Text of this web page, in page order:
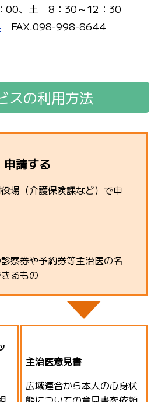
00、土 8：30～12：30
FAX.098-998-8644
スの利用方法
申請する
場（介護保険課など）で申
察券や予約券等主治医の名
るもの
主治医意見書
広域連合から本人の心身状